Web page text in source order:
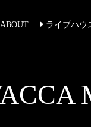
ABOUT ライブハウ